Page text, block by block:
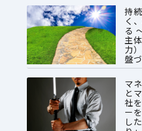
持
く
る
主
力
盤
マ
と
社
ー
し